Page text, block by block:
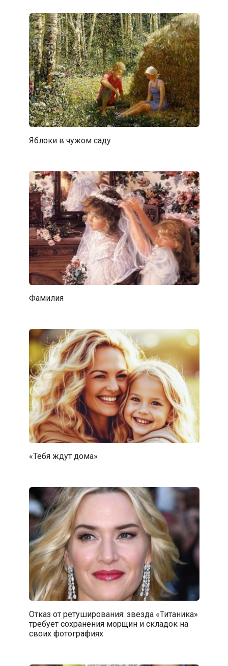
Яблоки в чужом саду
Фамилия
«Тебя ждут дома»
Отказ от ретуширования: звезда «Титаника»
требует сохранения морщин и складок на
своих фотографиях